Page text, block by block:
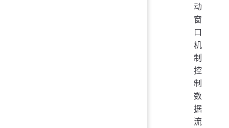
动
窗
口
机
制
控
制
数
据
流